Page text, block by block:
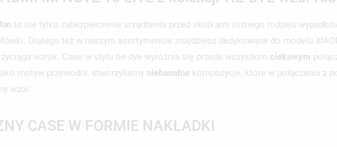
to nie tylko zabezpieczenie urządzenia przed skutkami różnego rodzaju
Dlatego też w naszym asortymencie znajdziesz dedykowane do modelu
wzrok. Case w stylu tie-dye wyróżnia się przede wszystkim ciekawym
motyw przewodni, stworzyliśmy niebanalne kompozycje, które w połączeniu z
wzór.
CASE W FORMIE NAKŁADKI